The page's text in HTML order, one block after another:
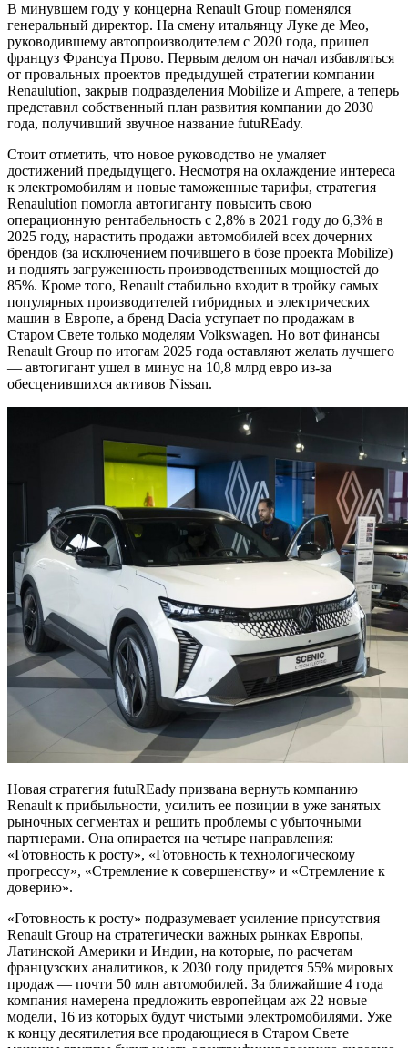
В минувшем году у концерна Renault Group поменялся
генеральный директор. На смену итальянцу Луке де Мео,
руководившему автопроизводителем с 2020 года, пришел
француз Франсуа Прово. Первым делом он начал избавляться
от провальных проектов предыдущей стратегии компании
Renaulution, закрыв подразделения Mobilize и Ampere, а теперь
представил собственный план развития компании до 2030
года, получивший звучное название futuREady.
Стоит отметить, что новое руководство не умаляет
достижений предыдущего. Несмотря на охлаждение интереса
к электромобилям и новые таможенные тарифы, стратегия
Renaulution помогла автогиганту повысить свою
операционную рентабельность с 2,8% в 2021 году до 6,3% в
2025 году, нарастить продажи автомобилей всех дочерних
брендов (за исключением почившего в бозе проекта Mobilize)
и поднять загруженность производственных мощностей до
85%. Кроме того, Renault стабильно входит в тройку самых
популярных производителей гибридных и электрических
машин в Европе, а бренд Dacia уступает по продажам в
Старом Свете только моделям Volkswagen. Но вот финансы
Renault Group по итогам 2025 года оставляют желать лучшего
— автогигант ушел в минус на 10,8 млрд евро из-за
обесценившихся активов Nissan.
Новая стратегия futuREady призвана вернуть компанию
Renault к прибыльности, усилить ее позиции в уже занятых
рыночных сегментах и решить проблемы с убыточными
партнерами. Она опирается на четыре направления:
«Готовность к росту», «Готовность к технологическому
прогрессу», «Стремление к совершенству» и «Стремление к
доверию».
«Готовность к росту» подразумевает усиление присутствия
Renault Group на стратегически важных рынках Европы,
Латинской Америки и Индии, на которые, по расчетам
французских аналитиков, к 2030 году придется 55% мировых
продаж — почти 50 млн автомобилей. За ближайшие 4 года
компания намерена предложить европейцам аж 22 новые
модели, 16 из которых будут чистыми электромобилями. Уже
к концу десятилетия все продающиеся в Старом Свете